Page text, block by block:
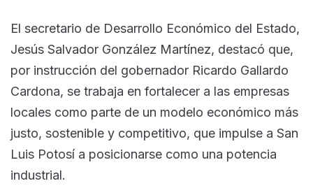
El secretario de Desarrollo Económico del Estado,
Jesús Salvador González Martínez, destacó que,
por instrucción del gobernador Ricardo Gallardo
Cardona, se trabaja en fortalecer a las empresas
locales como parte de un modelo económico más
justo, sostenible y competitivo, que impulse a San
Luis Potosí a posicionarse como una potencia
industrial.